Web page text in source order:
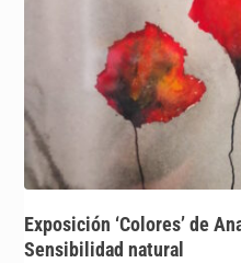
Exposición ‘Colores’ de
Sensibilidad natural